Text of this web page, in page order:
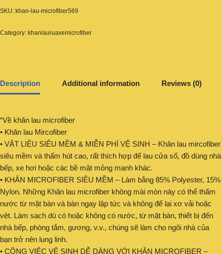
SKU: khan-lau-microfiber569
Category: khanlauruaxemicrofiber
Description Additional information Reviews (0)
“Về khăn lau microfiber
• Khăn lau Mircofiber
• VẬT LIỆU SIÊU MỀM & MIỄN PHÍ VỆ SINH – Khăn lau mircofiber
siêu mềm và thấm hút cao, rất thích hợp để lau cửa sổ, đồ dùng nhà
bếp, xe hơi hoặc các bề mặt mỏng manh khác.
• KHĂN MICROFIBER SIÊU MỀM – Làm bằng 85% Polyester, 15%
Nylon. Những Khăn lau microfiber không mài mòn này có thể thấm
nước từ mặt bàn và bàn ngay lập tức và không để lại xơ vải hoặc
vệt. Làm sạch dù có hoặc không có nước, từ mặt bàn, thiết bị đến
nhà bếp, phòng tắm, gương, v.v., chúng sẽ làm cho ngôi nhà của
bạn trở nên lung linh.
• CÔNG VIỆC VỆ SINH DỄ DÀNG VỚI KHĂN MICROFIBER –